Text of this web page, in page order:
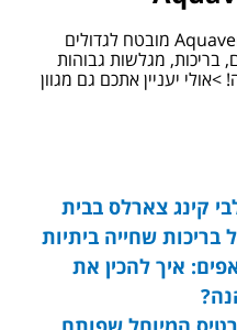
פרץ אדרנלין בפארק המים Aquaventure מובטח לגדולים
מגלשות גבוהות
יעניין אתכם גם מגוון
שחייה ביתיות
איך להכין את